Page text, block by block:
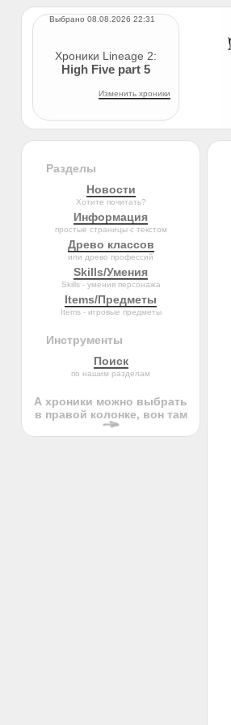
Выбрано 08.08.2026 22:31
Хроники Lineage 2:
High Five part 5
Изменить хроники
Разделы
Новости
Хотите почитать?
Информация
простые страницы с текстом
Древо классов
или древо профессий
Skills/Умения
Skills - умения персонажа
Items/Предметы
Items - игровые предметы
Инструменты
Поиск
по нашим разделам
А хроники можно выбрать
в правой колонке, вон там